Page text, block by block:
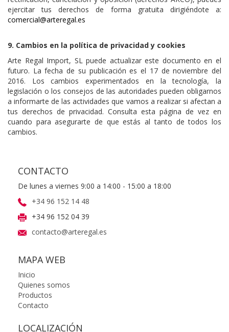
ejercitar tus derechos de forma gratuita dirigiéndote a:
comercial@arteregal.es
9. Cambios en la política de privacidad y cookies
Arte Regal Import, SL puede actualizar este documento en el
futuro. La fecha de su publicación es el 17 de noviembre del
2016. Los cambios experimentados en la tecnología, la
legislación o los consejos de las autoridades pueden obligarnos
a informarte de las actividades que vamos a realizar si afectan a
tus derechos de privacidad. Consulta esta página de vez en
cuando para asegurarte de que estás al tanto de todos los
cambios.
CONTACTO
De lunes a viernes 9:00 a 14:00 - 15:00 a 18:00
+34 96 152 14 48
+34 96 152 04 39
contacto@arteregal.es
MAPA WEB
Inicio
Quienes somos
Productos
Contacto
LOCALIZACIÓN